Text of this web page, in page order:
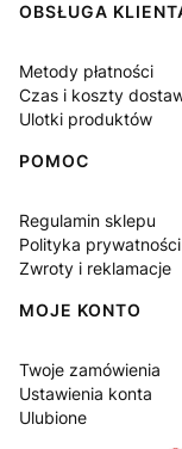
OBSŁUGA
Metody płatności
Czas i koszty
Ulotki produktów
POMOC
Regulamin sklepu
Polityka prywatności
Zwroty i reklamacje
MOJE KONTO
Twoje zamówienia
Ustawienia konta
Ulubione